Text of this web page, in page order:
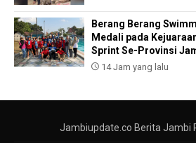
Berang Berang
Medali pada
Sprint Se-Provinsi
14 Jam yang lalu
Jambiupdate.co Berita Jambi